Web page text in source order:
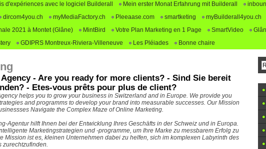
d'expériences avec le logiciel Builderall
Mein erster Monat Erfahrung mit Builderall
dircom4you.ch myMediaFactory.ch Pleeaase.com smartketing myBuilderall4you.ch
2021 à Montet (Glâne)
MintBird Votre Plan Marketing en 1 Page SmartVideo
GDIPRS Montreux-Riviera-Villeneuve Les Pléiades Bonne chaire
- Are you ready for more clients? - Sind Sie bereit
- Etes-vous prêts pour plus de client?
helps you to grow your business in Switzerland and in Europe. We provide you
and programms to develop your brand into measurable successes. Our Mission
Navigate the Complex Maze of Online Marketing.
Agentur hilft Ihnen bei der Entwicklung Ihres Geschäfts in der Schweiz und in Europa.
Marketingstrategien und -programme, um Ihre Marke zu messbarem Erfolg zu
Mission ist es, kleinen Unternehmen dabei zu helfen, sich im komplexen Labyrinth des
zurechtzufinden.